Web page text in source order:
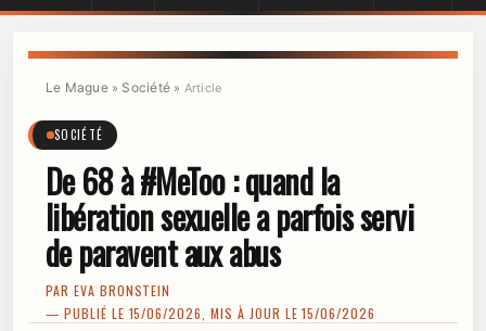
Le Mague» Société» Article
SOCIÉTÉ
De 68 à #MeToo : quand la
libération sexuelle a parfois servi
de paravent aux abus
PAR EVA BRONSTEIN
— PUBLIÉ LE 15/06/2026, MIS À JOUR LE 15/06/2026